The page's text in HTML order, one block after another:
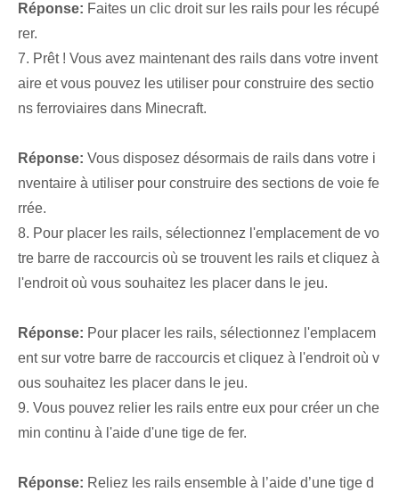
Réponse: Faites un clic droit sur les rails pour les récupé
rer.
7. Prêt ! Vous avez maintenant des rails dans votre invent
aire et vous pouvez les utiliser pour construire des sectio
ns ferroviaires dans Minecraft.
Réponse: Vous disposez désormais de rails dans votre i
nventaire à utiliser pour construire des sections de voie fe
rrée.
8. Pour placer les rails, sélectionnez l'emplacement de vo
tre barre de raccourcis où se trouvent les rails et cliquez à
l'endroit où vous souhaitez les placer dans le jeu.
Réponse: Pour placer les rails, sélectionnez l'emplacem
ent sur votre barre de raccourcis et cliquez à l'endroit où v
ous souhaitez les placer dans le jeu.
9. Vous pouvez relier les rails entre eux pour créer un che
min continu à l'aide d'une tige de fer.
Réponse: Reliez les rails ensemble à l’aide d’une tige d